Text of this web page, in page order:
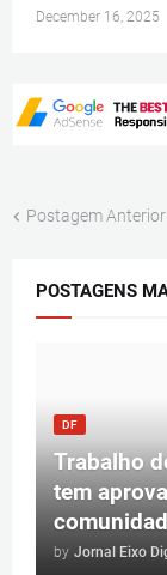
December 16, 2025
Postagem Anterior
POSTAGENS
DF
Trabalho
tem
by Jornal Eixo